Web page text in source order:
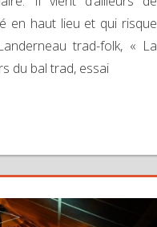
en haut lieu et qui risque
trad-folk, « La
du bal trad, essai